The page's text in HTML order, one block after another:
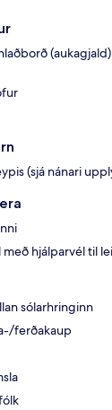
(sjá nánari
hjálparvél til
sólarhringinn
ferðakaup